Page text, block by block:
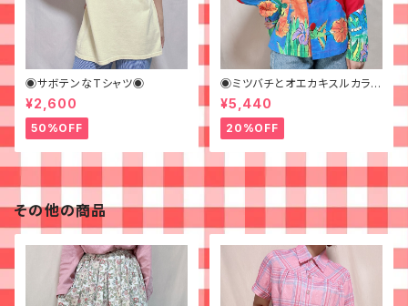
◉サボテンなTシャツ◉
¥2,600
50%OFF
◉ミツバチとオエカキスルカラフ
ルペイントなジャケット◉
¥5,440
20%OFF
その他の商品